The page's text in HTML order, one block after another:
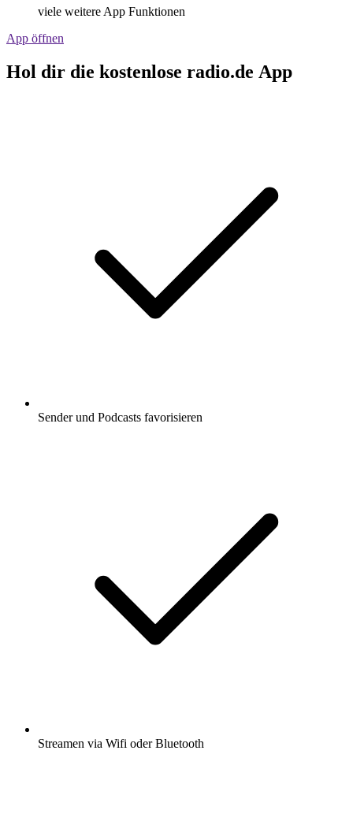
viele weitere App Funktionen
App öffnen
Hol dir die kostenlose radio.de App
Sender und Podcasts favorisieren
Streamen via Wifi oder Bluetooth